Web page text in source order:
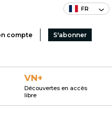
FR
compte S'abonner
VN+
Découvertes en accès
libre